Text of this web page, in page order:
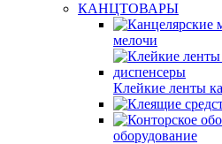
КАНЦТОВАРЫ
мелочи
Клейкие ленты
оборудование